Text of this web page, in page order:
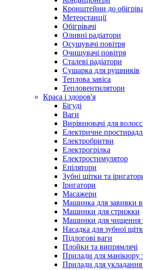
Кронштейни до
Метеостанції
Обігрівачі
Оливні радіатори
Осушувачі повітря
Очищувачі повітря
Сталеві радіатори
Сушарка для рушників
Теплова завіса
Тепловентилятори
Краса і здоров'я
Бігуді
Ваги
Вирівнювачі для
Електричне
Електробритви
Електрогрілка
Електростимулятор
Епілятори
Зубні щітки та
Іригатори
Масажери
Машинка для завивки
Машинки для стрижки
Машинки для чищення
Насадка для зубної
Підлогові ваги
Плойки та випрямлячі
Прилади для манікюру
Прилади для укладання